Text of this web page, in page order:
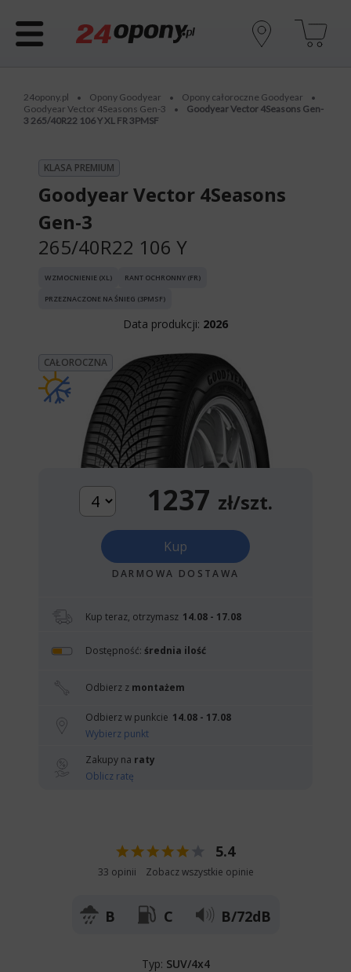
24opony.pl • Opony Goodyear • Opony całoroczne Goodyear •
Goodyear Vector 4Seasons Gen-3 •
Goodyear Vector 4Seasons Gen-
3 265/40R22 106 Y XL FR 3PMSF
KLASA PREMIUM
Goodyear Vector 4Seasons
Gen-3
265/40R22 106 Y
WZMOCNIENIE (XL) RANT OCHRONNY (FR)
PRZEZNACZONE NA ŚNIEG (3PMSF)
Data produkcji: 2026
CAŁOROCZNA
1237 zł/szt.
Kup
DARMOWA DOSTAWA
Kup teraz, otrzymasz 14.08 - 17.08
Dostępność: średnia ilość
Odbierz z montażem
Odbierz w punkcie 14.08 - 17.08
Wybierz punkt
Zakupy na raty
Oblicz ratę
5.4
33 opinii Zobacz wszystkie opinie
B C B/72dB
Typ: SUV/4x4